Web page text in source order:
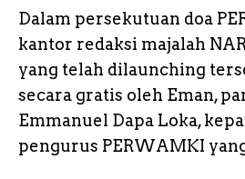
Dalam persekutuan doa
kantor redaksi majalah
yang telah dilaunching
secara gratis oleh Eman,
Emmanuel Dapa Loka,
pengurus PERWAMKI